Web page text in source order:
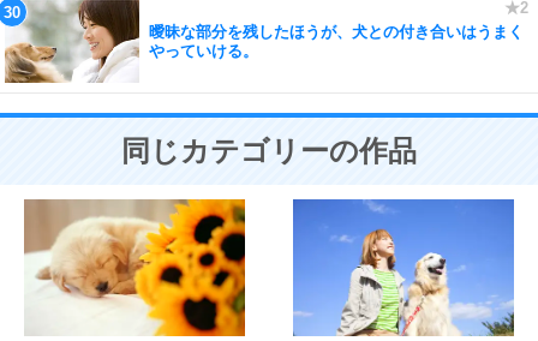
曖昧な部分を残したほうが、犬との付き合いはうまく
やっていける。
同じカテゴリーの作品